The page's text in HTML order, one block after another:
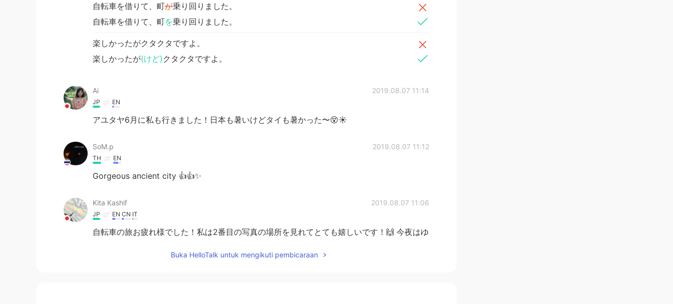
自転車を借りて、町が乗り回りました。
自転車を借りて、町を乗り回りました。
楽しかったがクタクタですよ。
楽しかったが(けど) クタクタですよ。
Ai 2019.08.07 11:14
JP EN
アユタヤ6月に私も行きました！日本も暑いけどタイも暑かった〜😵☀️
SoM.p 2019.08.07 11:12
TH EN
Gorgeous ancient city 👍👍✨
Kita Kashif 2019.08.07 11:06
JP EN CN IT
自転車の旅お疲れ様でした！私は2番目の写真の場所を見れてとても嬉しいです！🙌 今夜はゆ
Buka HelloTalk untuk mengikuti pembicaraan